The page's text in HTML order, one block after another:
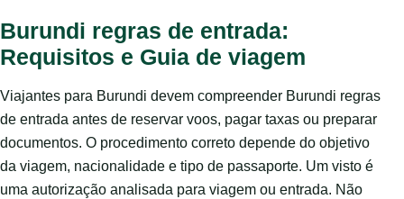
Burundi regras de entrada:
Requisitos e Guia de viagem
Viajantes para Burundi devem compreender Burundi regras
de entrada antes de reservar voos, pagar taxas ou preparar
documentos. O procedimento correto depende do objetivo
da viagem, nacionalidade e tipo de passaporte. Um visto é
uma autorização analisada para viagem ou entrada. Não